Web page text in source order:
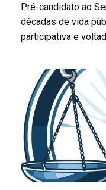
Pré-candidato ao
décadas de vida
participativa e